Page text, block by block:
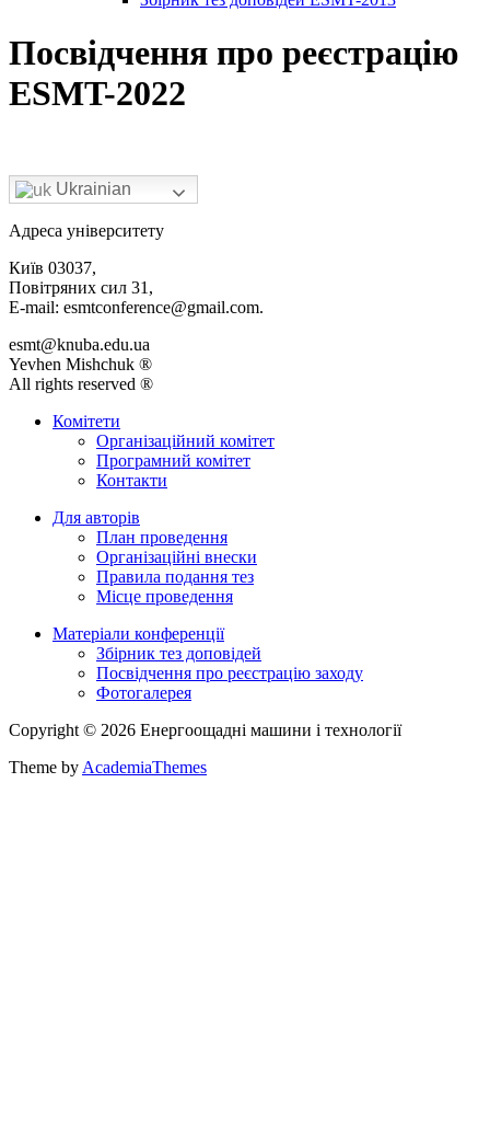
Посвідчення про реєстрацію
ESMT-2022
Ukrainian
Адреса університету
Київ 03037,
Повітряних сил 31,
E-mail: esmtconference@gmail.com.
esmt@knuba.edu.ua
Yevhen Mishchuk ®
All rights reserved ®
Комітети
Організаційний комітет
Програмний комітет
Контакти
Для авторів
План проведення
Організаційні внески
Правила подання тез
Місце проведення
Матеріали конференції
Збірник тез доповідей
Посвідчення про реєстрацію заходу
Фотогалерея
Copyright © 2026 Енергоощадні машини і технології
Theme by AcademiaThemes